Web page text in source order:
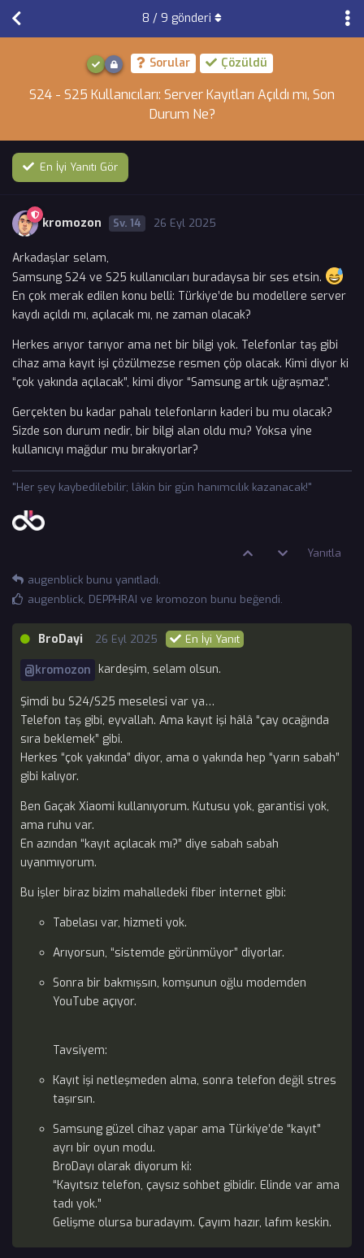
Sorular Çözüldü
S24 - S25 Kullanıcıları: Server Kayıtları Açıldı mı, Son
Durum Ne?
En İyi Yanıtı Gör
8 / 9 gönderi
kromozon 14 26 Eyl 2025
Arkadaşlar selam,
Samsung S24 ve S25 kullanıcıları buradaysa bir ses etsin.
En çok merak edilen konu belli: Türkiye’de bu modellere server
kaydı açıldı mı, açılacak mı, ne zaman olacak?
Herkes arıyor tarıyor ama net bir bilgi yok. Telefonlar taş gibi
cihaz ama kayıt işi çözülmezse resmen çöp olacak. Kimi diyor ki
“çok yakında açılacak”, kimi diyor “Samsung artık uğraşmaz”.
Gerçekten bu kadar pahalı telefonların kaderi bu mu olacak?
Sizde son durum nedir, bir bilgi alan oldu mu? Yoksa yine
kullanıcıyı mağdur mu bırakıyorlar?
"Her şey kaybedilebilir; lâkin bir gün hanımcılık kazanacak!"
Yanıtla
augenblick bunu yanıtladı.
augenblick, DEPPHRAI ve kromozon bunu beğendi.
BroDayi 26 Eyl 2025 En İyi Yanıt
@kromozon kardeşim, selam olsun.
Şimdi bu S24/S25 meselesi var ya…
Telefon taş gibi, eyvallah. Ama kayıt işi hâlâ “çay ocağında
sıra beklemek” gibi.
Herkes “çok yakında” diyor, ama o yakında hep “yarın sabah”
gibi kalıyor.
Ben Gaçak Xiaomi kullanıyorum. Kutusu yok, garantisi yok,
ama ruhu var.
En azından “kayıt açılacak mı?” diye sabah sabah
uyanmıyorum.
Bu işler biraz bizim mahalledeki fiber internet gibi:
Tabelası var, hizmeti yok.
Arıyorsun, “sistemde görünmüyor” diyorlar.
Sonra bir bakmışsın, komşunun oğlu modemden
YouTube açıyor.
Tavsiyem:
Kayıt işi netleşmeden alma, sonra telefon değil stres
taşırsın.
Samsung güzel cihaz yapar ama Türkiye’de “kayıt”
ayrı bir oyun modu.
BroDayı olarak diyorum ki:
“Kayıtsız telefon, çaysız sohbet gibidir. Elinde var ama
tadı yok.”
Gelişme olursa buradayım. Çayım hazır, lafım keskin.